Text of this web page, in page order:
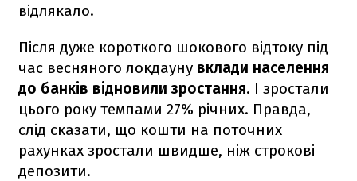
відлякало.
Після дуже короткого шокового відтоку під
час весняного локдауну вклади населення
до банків відновили зростання. І зростали
цього року темпами 27% річних. Правда,
слід сказати, що кошти на поточних
рахунках зростали швидше, ніж строкові
депозити.